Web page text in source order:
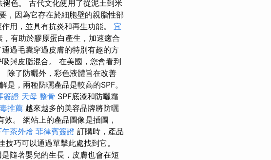
色。 古代文化使用了從泥土到米
，因為它存在於細胞壁的親脂性部
用，並具有抗炎和再生功能。 宜
有助於膠原蛋白產生，加速癒合
過毛囊穿過皮膚的特別有趣的方
與皮脂混合。 在美國，您會看到
除了防曬外，彩色液體旨在改善
，兩種防曬產品是較高的SPF。
簽證 天母 整骨 SPF底漆和防曬霜
推薦 越來越多的美容品牌將防曬
。 網站上的產品圖像是插圖，
午茶外燴 菲律賓簽證 訂購時，產品
技巧可以通過單擊此處找到它。
隨著嬰兒的生長，皮膚也會在短